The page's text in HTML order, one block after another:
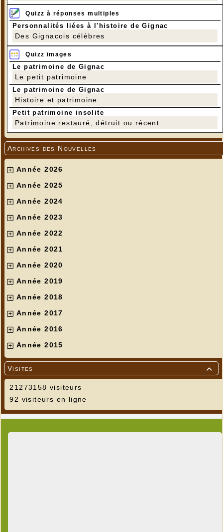
Quizz à réponses multiples
Personnalités liées à l'histoire de Gignac
Des Gignacois célèbres
Quizz images
Le patrimoine de Gignac
Le petit patrimoine
Le patrimoine de Gignac
Histoire et patrimoine
Petit patrimoine insolite
Patrimoine restauré, détruit ou récent
Archives des Nouvelles
Année 2026
Année 2025
Année 2024
Année 2023
Année 2022
Année 2021
Année 2020
Année 2019
Année 2018
Année 2017
Année 2016
Année 2015

Visites
21273158 visiteurs
92 visiteurs en ligne